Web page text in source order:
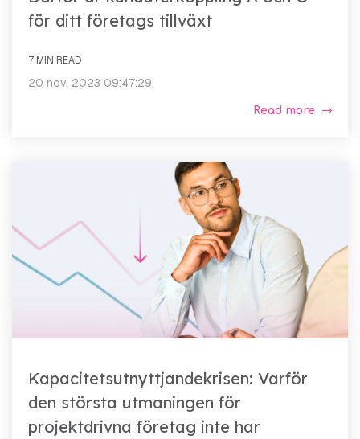
för ditt företags tillväxt
7 MIN READ
20 nov. 2023 09:47:29
Read more
Kapacitetsutnyttjandekrisen: Varför
den största utmaningen för
projektdrivna företag inte har